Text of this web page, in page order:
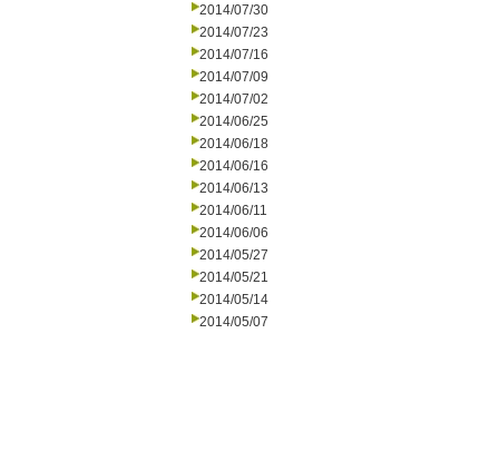
2014/07/30
2014/07/23
2014/07/16
2014/07/09
2014/07/02
2014/06/25
2014/06/18
2014/06/16
2014/06/13
2014/06/11
2014/06/06
2014/05/27
2014/05/21
2014/05/14
2014/05/07